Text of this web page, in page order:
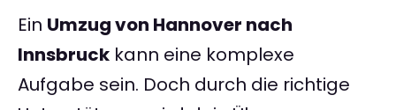
Ein Umzug von Hannover nach
Innsbruck kann eine komplexe
Aufgabe sein. Doch durch die richtige